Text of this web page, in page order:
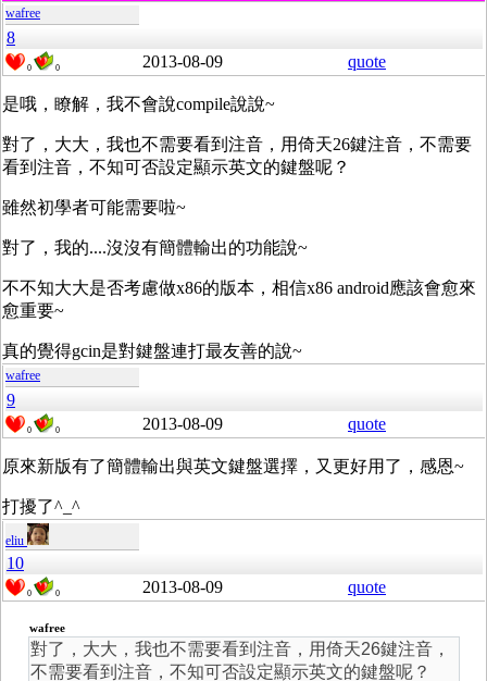
wafree
8
0 0 2013-08-09 quote
是哦，瞭解，我不會說compile說說~
對了，大大，我也不需要看到注音，用倚天26鍵注音，不需要
看到注音，不知可否設定顯示英文的鍵盤呢？
雖然初學者可能需要啦~
對了，我的....沒沒有簡體輸出的功能說~
不不知大大是否考慮做x86的版本，相信x86 android應該會愈來
愈重要~
真的覺得gcin是對鍵盤連打最友善的說~
wafree
9
0 0 2013-08-09 quote
原來新版有了簡體輸出與英文鍵盤選擇，又更好用了，感恩~
打擾了^_^
eliu
10
0 0 2013-08-09 quote
wafree
對了，大大，我也不需要看到注音，用倚天26鍵注音，
不需要看到注音，不知可否設定顯示英文的鍵盤呢？